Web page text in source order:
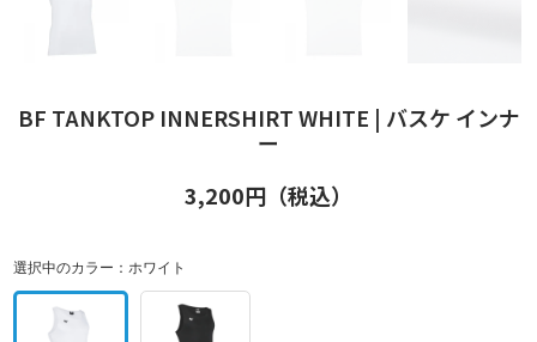
BF TANKTOP INNERSHIRT WHITE | バスケ インナ
ー
3,200円（税込）
選択中のカラー：ホワイト